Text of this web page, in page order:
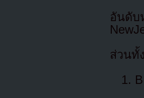
อันดั
ส่วนทั้